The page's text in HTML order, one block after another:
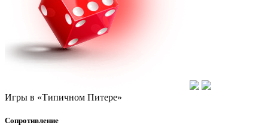
Игры в «Типичном Питере»
Сопротивление